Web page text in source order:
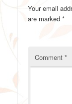
Your email
are marked*
Comment*